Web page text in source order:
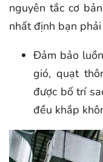
nguyên tắc cơ
nhất định bạn
Đảm bảo
gió, quạt
được bố trí
đều khắp